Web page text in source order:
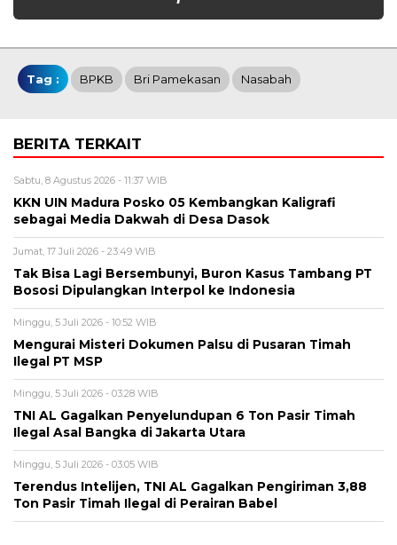
Tag : BPKB Bri Pamekasan Nasabah
BERITA TERKAIT
Sabtu, 8 Agustus 2026 - 11:37 WIB
KKN UIN Madura Posko 05 Kembangkan Kaligrafi
sebagai Media Dakwah di Desa Dasok
Jumat, 17 Juli 2026 - 23:49 WIB
Tak Bisa Lagi Bersembunyi, Buron Kasus Tambang PT
Bososi Dipulangkan Interpol ke Indonesia
Minggu, 5 Juli 2026 - 10:52 WIB
Mengurai Misteri Dokumen Palsu di Pusaran Timah
Ilegal PT MSP
Minggu, 5 Juli 2026 - 03:28 WIB
TNI AL Gagalkan Penyelundupan 6 Ton Pasir Timah
Ilegal Asal Bangka di Jakarta Utara
Minggu, 5 Juli 2026 - 03:05 WIB
Terendus Intelijen, TNI AL Gagalkan Pengiriman 3,88
Ton Pasir Timah Ilegal di Perairan Babel